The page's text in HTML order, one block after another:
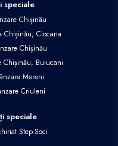
speciale
Chișinău
Chișinău, Ciocana
Chișinău
Chișinău, Buiucani
Mereni
Criuleni
speciale
Step-Soci